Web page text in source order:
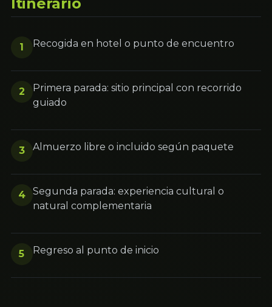
1 Recogida en hotel o punto de encuentro
2
Primera parada: sitio principal con recorrido
guiado
3 Almuerzo libre o incluido según paquete
4
Segunda parada: experiencia cultural o
natural complementaria
5 Regreso al punto de inicio